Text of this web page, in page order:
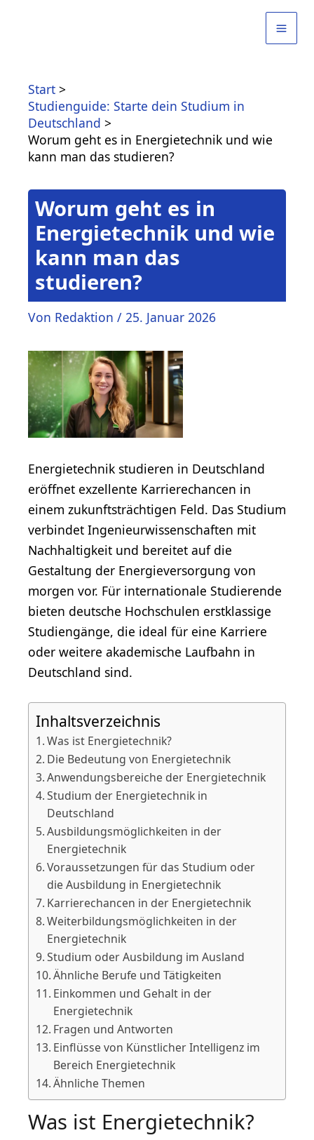
Start
Studienguide: Starte dein Studium in
Deutschland
Worum geht es in Energietechnik und wie
kann man das studieren?
Worum geht es in
Energietechnik und wie
kann man das
studieren?
Von Redaktion / 25. Januar 2026
Energietechnik studieren in Deutschland
eröffnet exzellente Karrierechancen in
einem zukunftsträchtigen Feld. Das Studium
verbindet Ingenieurwissenschaften mit
Nachhaltigkeit und bereitet auf die
Gestaltung der Energieversorgung von
morgen vor. Für internationale Studierende
bieten deutsche Hochschulen erstklassige
Studiengänge, die ideal für eine Karriere
oder weitere akademische Laufbahn in
Deutschland sind.
Inhaltsverzeichnis
Was ist Energietechnik?
Die Bedeutung von Energietechnik
Anwendungsbereiche der Energietechnik
Studium der Energietechnik in
Deutschland
Ausbildungsmöglichkeiten in der
Energietechnik
Voraussetzungen für das Studium oder
die Ausbildung in Energietechnik
Karrierechancen in der Energietechnik
Weiterbildungsmöglichkeiten in der
Energietechnik
Studium oder Ausbildung im Ausland
Ähnliche Berufe und Tätigkeiten
Einkommen und Gehalt in der
Energietechnik
Fragen und Antworten
Einflüsse von Künstlicher Intelligenz im
Bereich Energietechnik
Ähnliche Themen
Was ist Energietechnik?